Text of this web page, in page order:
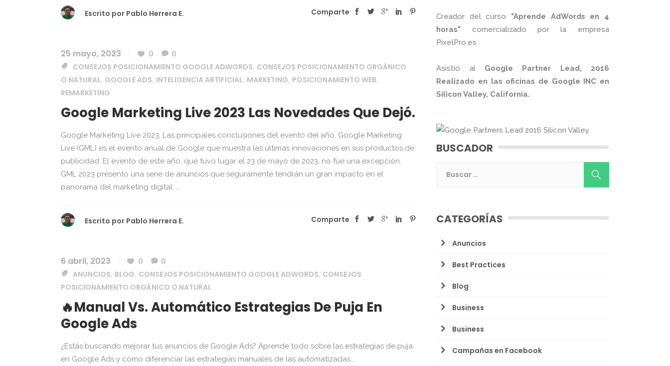
Escrito por Pablo Herrera E. Comparte
25 mayo, 2023 0
0
CONSEJOS POSICIONAMIENTO GOOGLE ADWORDS, CONSEJOS POSICIONAMIENTO ORGÁNICO
O NATURAL, GOOGLE ADS, INTELIGENCIA ARTIFICIAL, MARKETING, POSICIONAMIENTO WEB,
REMARKETING
Google Marketing Live 2023 Las Novedades Que Dejó.
Google Marketing Live 2023: Las principales conclusiones del evento del año. Google Marketing
Live (GML) es el evento anual de Google que muestra las últimas innovaciones en sus productos de
publicidad. El evento de este año, que tuvo lugar el 23 de mayo de 2023, no fue una excepción.
GML 2023 presentó una serie de anuncios que seguramente tendrán un gran impacto en el
panorama del marketing digital. ...
Escrito por Pablo Herrera E. Comparte
6 abril, 2023 0
0
ANUNCIOS, BLOG, CONSEJOS POSICIONAMIENTO GOOGLE ADWORDS, CONSEJOS
POSICIONAMIENTO ORGÁNICO O NATURAL
🔥Manual Vs. Automático Estrategias De Puja En
Google Ads
¿Estás buscando mejorar tus anuncios de Google Ads? Aprende todo sobre las estrategias de puja
en Google Ads y cómo diferenciar las estrategias manuales de las automatizadas....
Creador del curso "Aprende AdWords en 4
horas" comercializado por la empresa
PixelPro.es
Asistió al Google Partner Lead, 2016
Realizado en las oficinas de Google INC en
Silicon Valley, California.
BUSCADOR
CATEGORÍAS
Anuncios
Best Practices
Blog
Business
Business
Campañas en Facebook